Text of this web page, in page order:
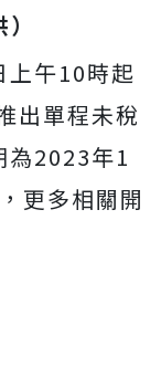
上午10時起
出單程未稅
為2023年1
更多相關開